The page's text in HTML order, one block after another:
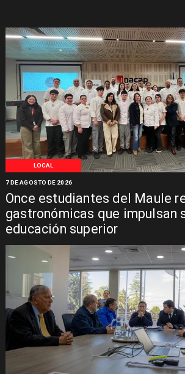
LOCAL
Once estudiantes del Maule
gastronómicas que impulsan
educación superior
7 DE AGOSTO DE 2026